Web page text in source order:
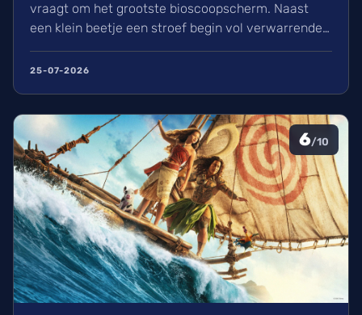
vraagt om het grootste bioscoopscherm. Naast
een klein beetje een stroef begin vol verwarrende
flashbacks en wisselend acteerwerk, evolueert de
film in een indrukwekkend epos vol praktische
25-07-2026
6/10